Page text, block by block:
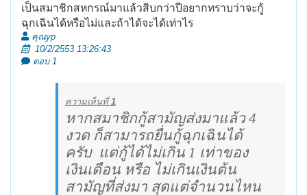
เป็นสมาชิกสหกรณ์มาแล้วสิบกว่าปีอยากทราบว่าจะกู้
ฉุกเฉินได้หรือไม่และถ้าได้จะได้เท่าไร
คุณyp
10/2/2553 13:26:43
ตอบ 1
ความเห็นที่1
หากสมาชิกกู้สามัญส่งมาแล้ว 4
งวด ก็สามารถยื่นกู้ฉุกเฉินได้
ครับ แต่กู้ได้ไม่เกิน 1 เท่าของ
เงินเดือน หรือ ไม่เกินเงินต้น
สามัญที่ส่งมา สุดแต่จำนวนไหน